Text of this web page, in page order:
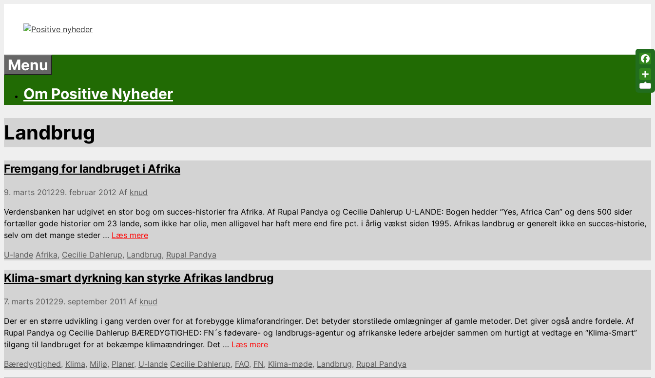
indhold
Menu
Om Positive Nyheder
Landbrug
Fremgang for landbruget i Afrika
9. marts 201229. februar 2012 Af knud
Verdensbanken har udgivet en stor bog om succes-historier fra Afrika. Af Rupal Pandya og Cecilie Dahlerup U-LANDE: Bogen hedder “Yes, Africa Can” og dens 500 sider
fortæller gode historier om 23 lande, som ikke har olie, men alligevel har haft mere end fire pct. i årlig vækst siden 1995. Afrikas landbrug er generelt ikke en succes-historie,
selv om det mange steder … Læs mere
Kategorier
U-lande Tags
Afrika, Cecilie Dahlerup, Landbrug, Rupal Pandya
Klima-smart dyrkning kan styrke Afrikas landbrug
7. marts 201229. september 2011 Af knud
Der er en større udvikling i gang verden over for at forebygge klimaforandringer. Det betyder storstilede omlægninger af gamle metoder. Det giver også andre fordele. Af
Rupal Pandya og Cecilie Dahlerup BÆREDYGTIGHED: FN´s fødevare- og landbrugs-agentur og afrikanske ledere arbejder sammen om hurtigt at vedtage en “Klima-Smart”
tilgang til landbruget for at bekæmpe klimaændringer. Det … Læs mere
Kategorier
Bæredygtighed, Klima, Miljø, Planer, U-lande Tags
Cecilie Dahlerup, FAO, FN, Klima-møde, Landbrug, Rupal Pandya